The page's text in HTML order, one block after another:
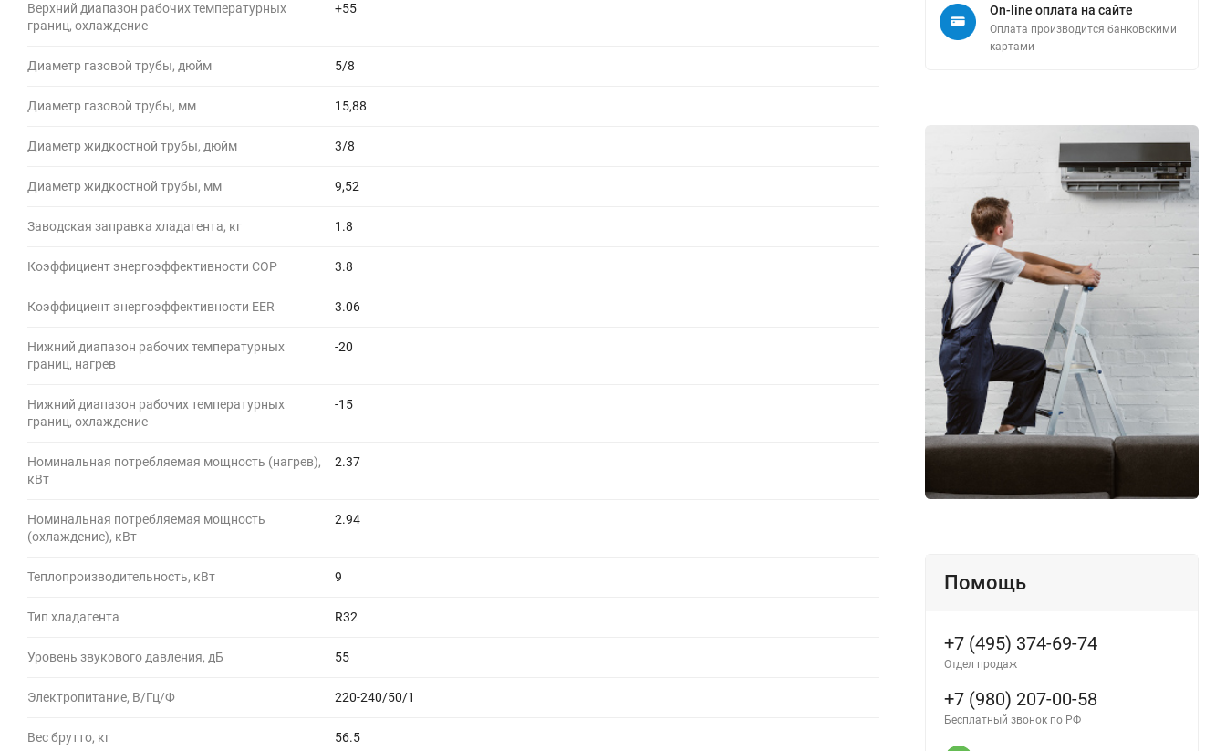
Верхний диапазон рабочих температурных
границ, охлаждение
+55
Диаметр газовой трубы, дюйм 5/8
Диаметр газовой трубы, мм 15,88
Диаметр жидкостной трубы, дюйм 3/8
Диаметр жидкостной трубы, мм 9,52
Заводская заправка хладагента, кг 1.8
Коэффициент энергоэффективности COP 3.8
Коэффициент энергоэффективности EER 3.06
Нижний диапазон рабочих температурных
границ, нагрев
-20
Нижний диапазон рабочих температурных
границ, охлаждение
-15
Номинальная потребляемая мощность (нагрев),
кВт
2.37
Номинальная потребляемая мощность
(охлаждение), кВт
2.94
Теплопроизводительность, кВт 9
Тип хладагента R32
Уровень звукового давления, дБ 55
Электропитание, В/Гц/Ф 220-240/50/1
Вес брутто, кг 56.5
On-line оплата на сайте
Оплата производится банковскими
картами
Помощь
+7 (495) 374-69-74
Отдел продаж
+7 (980) 207-00-58
Бесплатный звонок по РФ